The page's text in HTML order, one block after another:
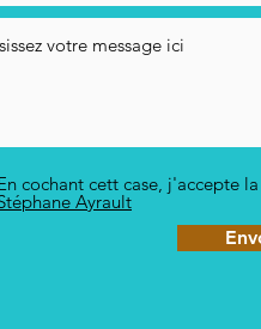
cochant cett case, j'accepte la
Ayrault